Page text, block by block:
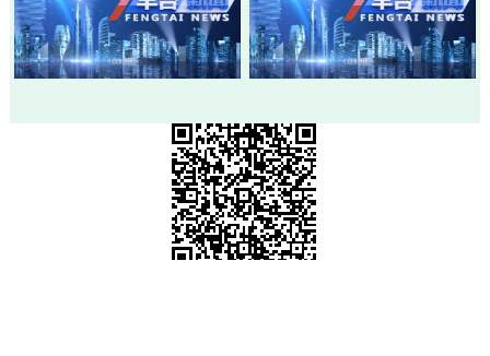
20260803-丰台新闻
20260730-丰台新闻